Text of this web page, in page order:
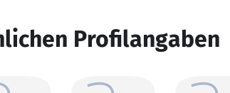
Profilangaben